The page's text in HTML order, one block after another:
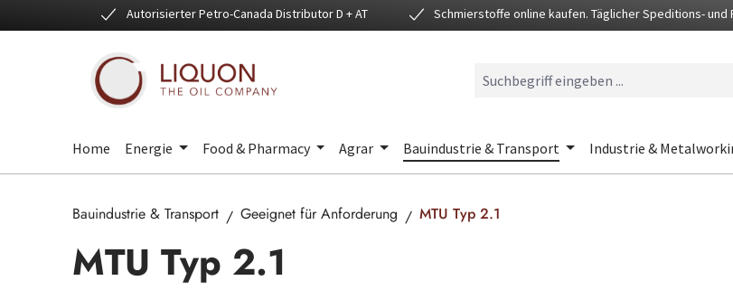
Hauptinhalt springen
Zur Suche springen
Zur Hauptnavigation springenAutorisierter Petro-Canada Distributor D + AT Schmierstoffe online kaufen. Täglicher Speditions- und
Home Energie Food & Pharmacy Agrar Bauindustrie & Transport Industrie &
Bauindustrie & Transport Geeignet für Anforderung MTU Typ 2.1
MTU Typ 2.1